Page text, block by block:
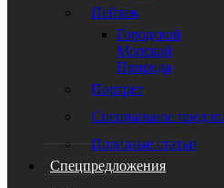
Пейзаж
Городской
Морской
Природа
Портрет
Специальное
Полезные статьи
Спецпредложения